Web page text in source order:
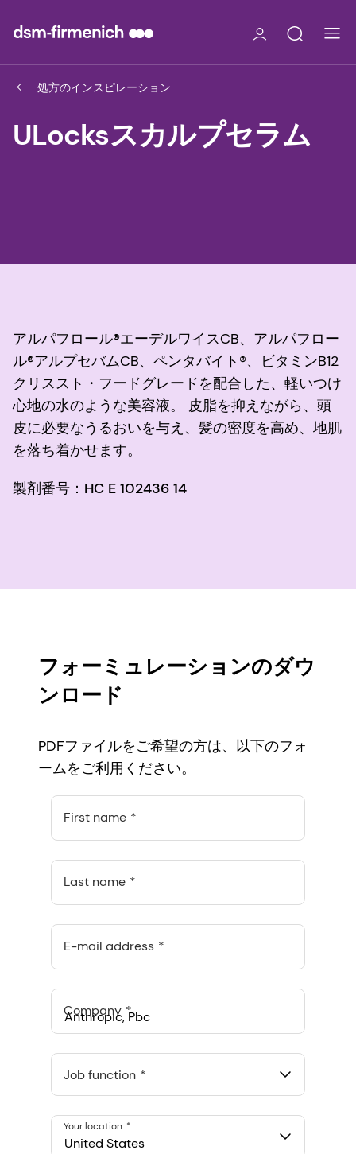
処方のインスピレーション
ULocksスカルプセラム
アルパフロール®エーデルワイスCB、アルパフロー
ル®アルプセバムCB、ペンタバイト®、ビタミンB12
クリススト・フードグレードを配合した、軽いつけ
心地の水のような美容液。 皮脂を抑えながら、頭
皮に必要なうるおいを与え、髪の密度を高め、地肌
を落ち着かせます。
製剤番号：HC E 102436 14
フォーミュレーションのダウ
ンロード
PDFファイルをご希望の方は、以下のフォ
ームをご利用ください。
First name
Last name
E-mail address
Company
548 Market St Pmb 90375, San Francisco, California, US
Job function
United States
Your location